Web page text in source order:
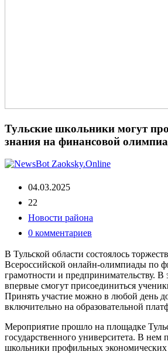
Тульские школьники могут
знания на финансовой
04.03.2025
22
Новости района
0 комментариев
В Тульской области состоялось
Всероссийской онлайн-олимпиады по
грамотности и предпринимательству. В
впервые смогут присоединиться
Принять участие можно в любой день
включительно на образовательной
Мероприятие прошло на площадке
государственного университета. В нем
школьники профильных экономических